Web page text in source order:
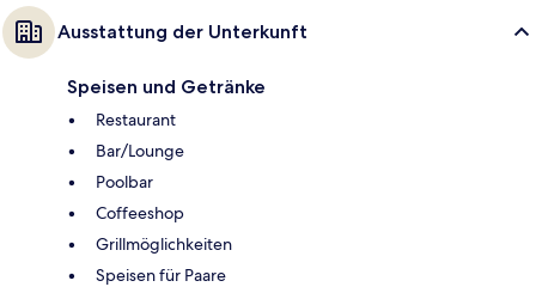
Ausstattung der Unterkunft
Speisen und Getränke
Restaurant
Bar/Lounge
Poolbar
Coffeeshop
Grillmöglichkeiten
Speisen für Paare